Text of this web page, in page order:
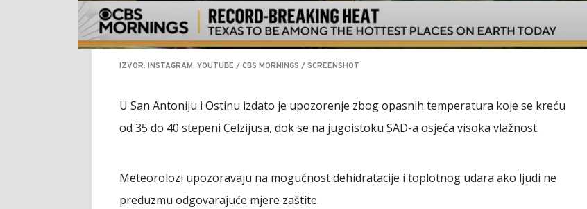
IZVOR: INSTAGRAM, YOUTUBE / CBS MORNINGS / SCREENSHOT
U San Antoniju i Ostinu izdato je upozorenje zbog opasnih temperatura koje se kreću
od 35 do 40 stepeni Celzijusa, dok se na jugoistoku SAD-a osjeća visoka vlažnost.
Meteorolozi upozoravaju na mogućnost dehidratacije i toplotnog udara ako ljudi ne
preduzmu odgovarajuće mjere zaštite.